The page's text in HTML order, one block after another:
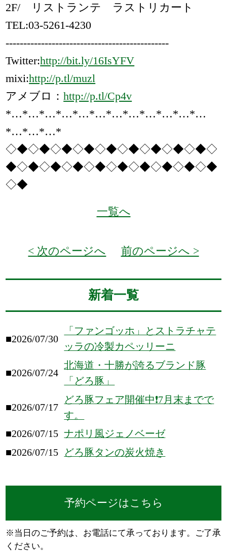
2F/ リストランテ ラストリカート
TEL:03-5261-4230
----------------------------------------------
Twitter:http://bit.ly/16IsYFV
mixi:http://p.tl/muzl
アメブロ：http://p.tl/Cp4v
*…*…*…*…*…*…*…*…*…*…*…*…
*…*…*…*
◇◆◇◆◇◆◇◆◇◆◇◆◇◆◇◆◇◆◇
◆◇◆◇◆◇◆◇◆◇◆◇◆◇◆◇◆◇◆
◇◆
一覧へ
< 次のページへ 前のページへ >
新着一覧
■2026/07/30
「ファンゴッホ」とストラチャテ
ッラの冷製カペッリーニ
■2026/07/24
北海道・十勝が誇るブランド豚
「どろ豚」
■2026/07/17
どろ豚フェア開催中❗️7月末までで
す。
■2026/07/15 ナポリ風ジェノベーゼ
■2026/07/15
どろ豚タンの炭火焼き
予約ページはこちら
※当日のご予約は、お電話にて承っております。ご了承
ください。